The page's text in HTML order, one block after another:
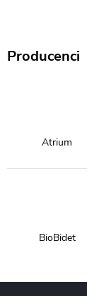
Producenci
Atrium
BioBidet